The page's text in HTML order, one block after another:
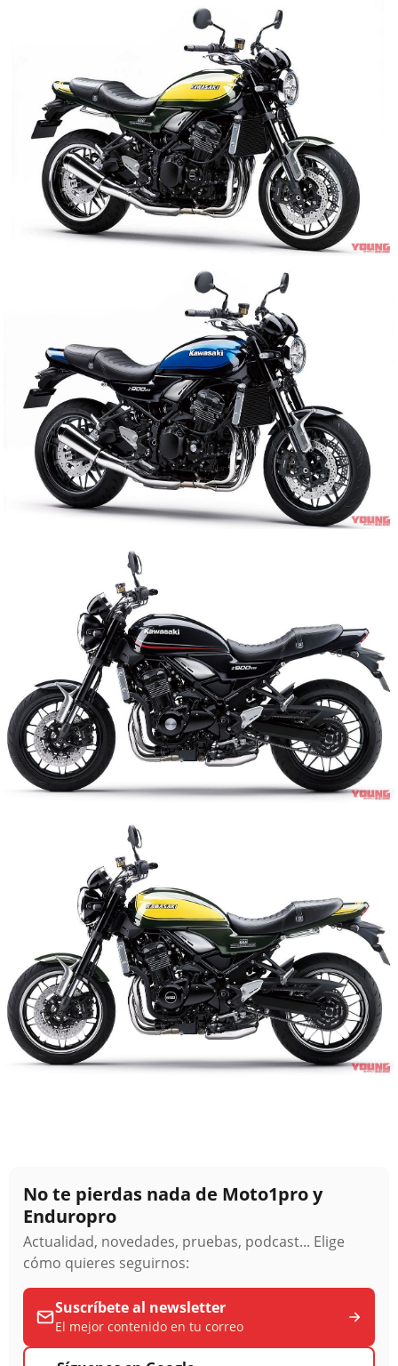
No te pierdas nada de Moto1pro y
Enduropro
Actualidad, novedades, pruebas, podcast... Elige
cómo quieres seguirnos:
Suscríbete al newsletter
El mejor contenido en tu correo